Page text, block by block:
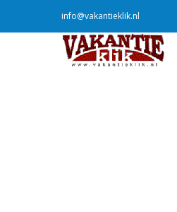
info@vakantieklik.nl